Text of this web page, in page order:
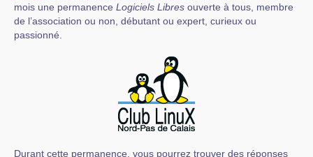
mois une permanence Logiciels Libres ouverte à tous, membre
de l’association ou non, débutant ou expert, curieux ou
passionné.
Durant cette permanence, vous pourrez trouver des réponses